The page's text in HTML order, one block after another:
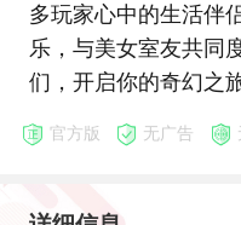
多玩家心中的生活伴
乐，与美女室友共同
们，开启你的奇幻之
官方版 无广告